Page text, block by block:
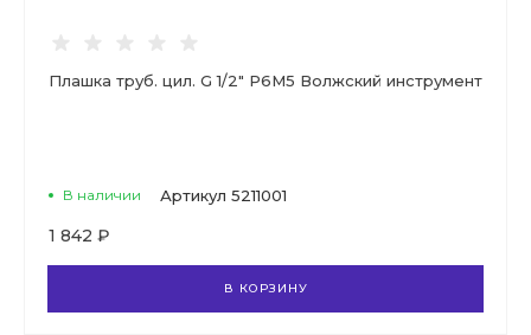
Плашка труб. цил. G 1/2" Р6М5 Волжский инструмент
В наличии Артикул 5211001
1 842 ₽
В КОРЗИНУ